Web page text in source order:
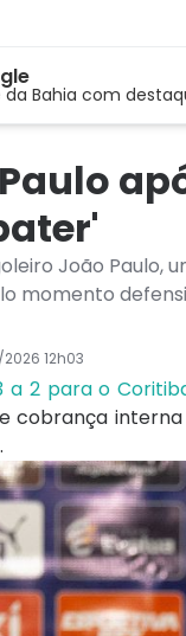
da Bahia com
João Paulo,
momento
12h03
a 2 para o
cobrança